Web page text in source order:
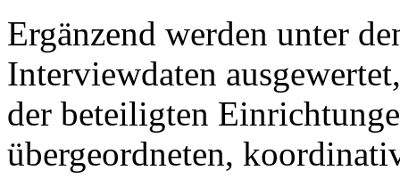
Ergänzend werden unter
Interviewdaten
der beteiligten
übergeordneten,